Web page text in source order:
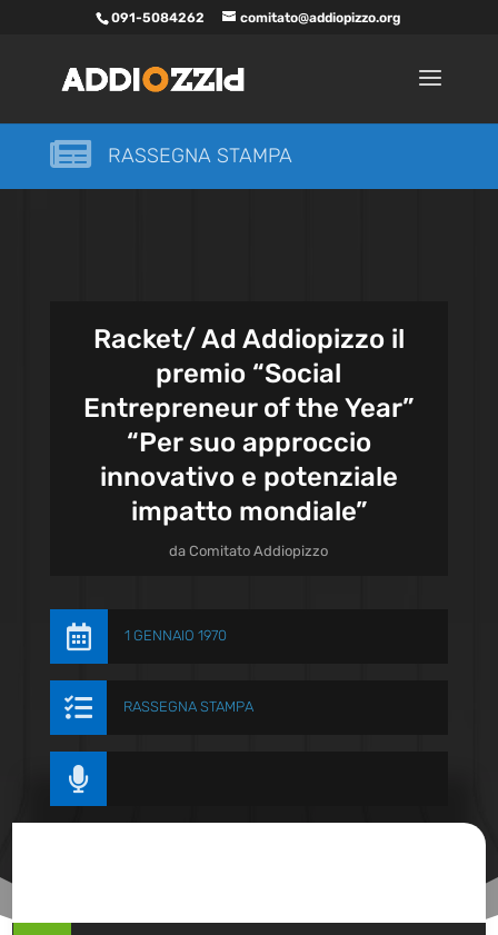
091-5084262 comitato@addiopizzo.org
 RASSEGNA STAMPA
Racket/ Ad Addiopizzo il
premio “Social
Entrepreneur of the Year”
“Per suo approccio
innovativo e potenziale
impatto mondiale”
daComitato Addiopizzo
 1 GENNAIO 1970
 RASSEGNA STAMPA
